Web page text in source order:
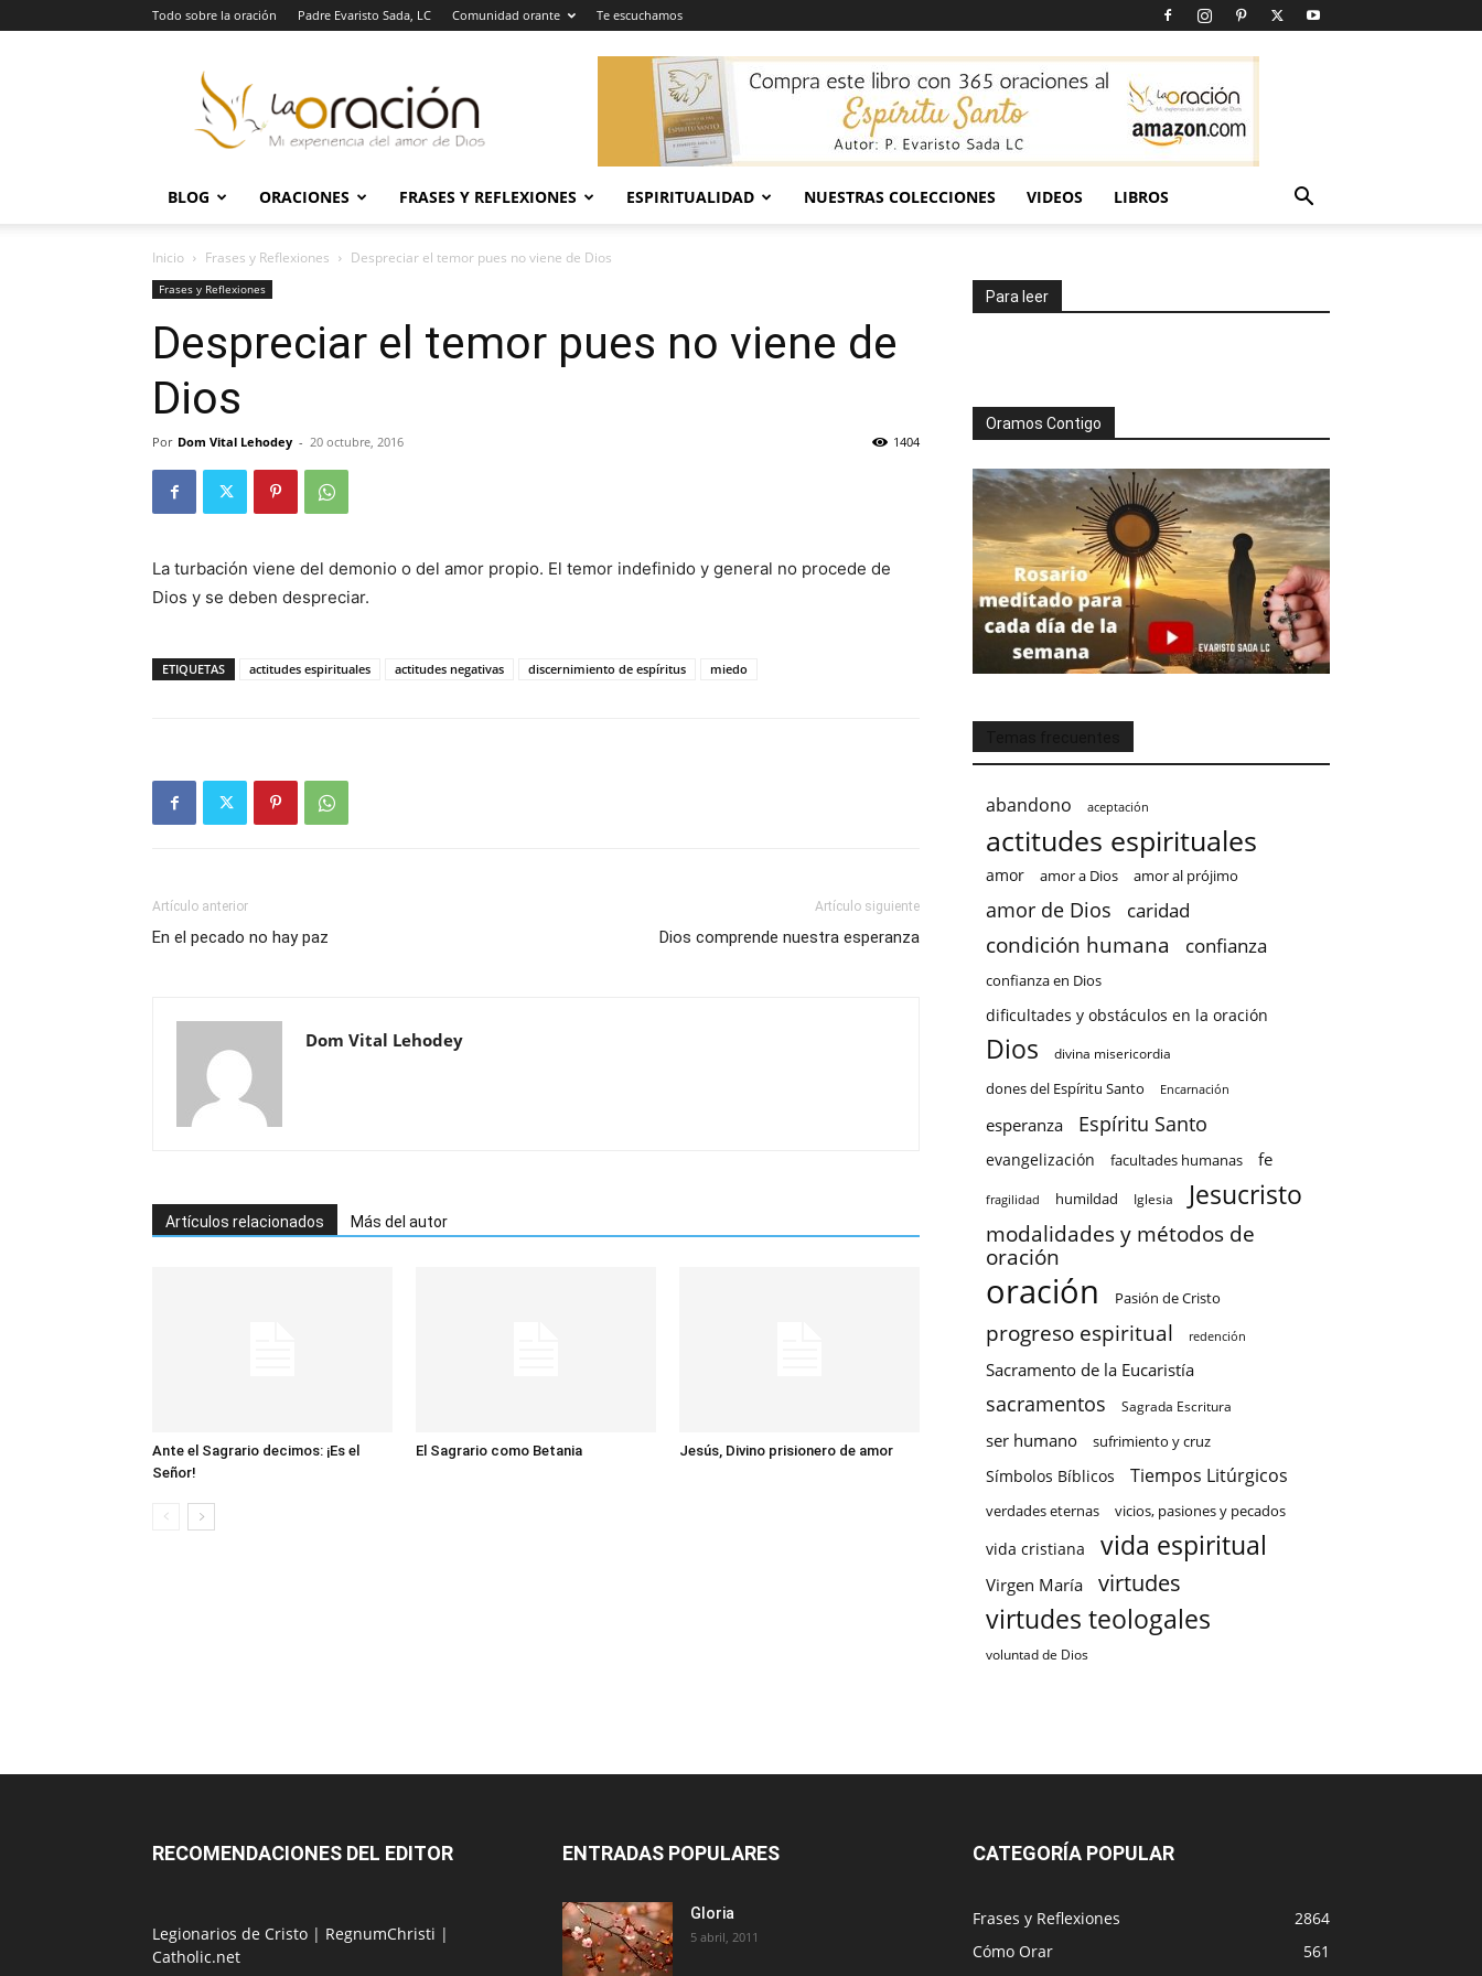
Todo sobre la oración Padre Evaristo Sada, LC Comunidad orante Te escuchamos
Oración
BLOG ORACIONES FRASES Y REFLEXIONES ESPIRITUALIDAD NUESTRAS COLECCIONES VIDEOS LIBROS
Inicio Frases y Reflexiones Despreciar el temor pues no viene de Dios
Frases y Reflexiones
Despreciar el temor pues no viene de
Dios
Por Dom Vital Lehodey - 20 octubre, 2016 1404
La turbación viene del demonio o del amor propio. El temor indefinido y general no procede de
Dios y se deben despreciar.
ETIQUETAS actitudes espirituales actitudes negativas discernimiento de espíritus miedo
Artículo anterior
En el pecado no hay paz
Artículo siguiente
Dios comprende nuestra esperanza
Dom Vital Lehodey
Artículos relacionados Más del autor
Ante el Sagrario decimos: ¡Es el
Señor!
El Sagrario como Betania Jesús, Divino prisionero de amor
Para leer
Oramos Contigo
abandono aceptación
actitudes espirituales
amor amor a Dios amor al prójimo
amor de Dios caridad
condición humana confianza
confianza en Dios
dificultades y obstáculos en la oración
Dios divina misericordia
dones del Espíritu Santo Encarnación
esperanza Espíritu Santo
evangelización facultades humanas fe
fragilidad humildad Iglesia Jesucristo
modalidades y métodos de
oración
oración Pasión de Cristo
progreso espiritual redención
Sacramento de la Eucaristía
sacramentos Sagrada Escritura
ser humano sufrimiento y cruz
Símbolos Bíblicos Tiempos Litúrgicos
verdades eternas vicios, pasiones y pecados
vida cristiana vida espiritual
Virgen María virtudes
virtudes teologales
voluntad de Dios
RECOMENDACIONES DEL EDITOR
Legionarios de Cristo | RegnumChristi |
Catholic.net
ENTRADAS POPULARES
Gloria
5 abril, 2011
CATEGORÍA POPULAR
Frases y Reflexiones
2864
Cómo Orar
561